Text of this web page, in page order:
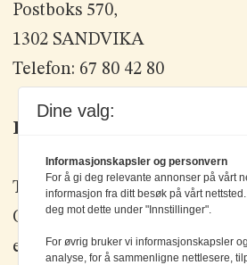
Postboks 570,
1302 SANDVIKA
Telefon: 67 80 42 80
Kontakt oss
Tlf: +47 67 80 42 80
Olav Brunborgs vei 6, 1396
epost:
Dine valg:
Informasjonskapsler og personvern
For å gi deg relevante annonser på vårt
informasjon fra ditt besøk på vårt
deg mot dette under "Innstillinger".
For øvrig bruker vi informasjonskapsler
analyse, for å sammenligne nettlesere,